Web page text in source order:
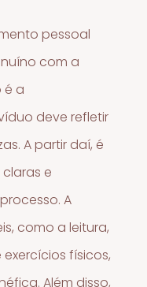
pessoal
com a
é a
deve refletir
A partir daí, é
e
A
como a leitura,
físicos,
Além disso,